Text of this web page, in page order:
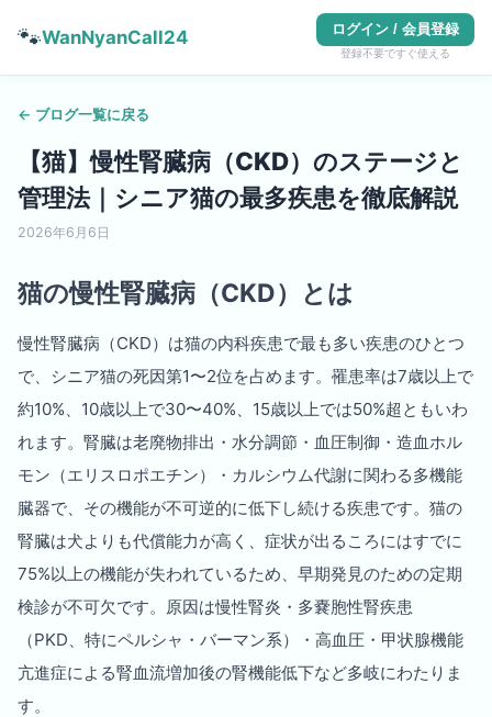
🐾WanNyanCall24 ログイン / 会員登録
登録不要ですぐ使える
← ブログ一覧に戻る
【猫】慢性腎臓病（CKD）のステージと
管理法｜シニア猫の最多疾患を徹底解説
2026年6月6日
猫の慢性腎臓病（CKD）とは
慢性腎臓病（CKD）は猫の内科疾患で最も多い疾患のひとつ
で、シニア猫の死因第1〜2位を占めます。罹患率は7歳以上で
約10%、10歳以上で30〜40%、15歳以上では50%超ともいわ
れます。腎臓は老廃物排出・水分調節・血圧制御・造血ホル
モン（エリスロポエチン）・カルシウム代謝に関わる多機能
臓器で、その機能が不可逆的に低下し続ける疾患です。猫の
腎臓は犬よりも代償能力が高く、症状が出るころにはすでに
75%以上の機能が失われているため、早期発見のための定期
検診が不可欠です。原因は慢性腎炎・多嚢胞性腎疾患
（PKD、特にペルシャ・バーマン系）・高血圧・甲状腺機能
亢進症による腎血流増加後の腎機能低下など多岐にわたりま
す。